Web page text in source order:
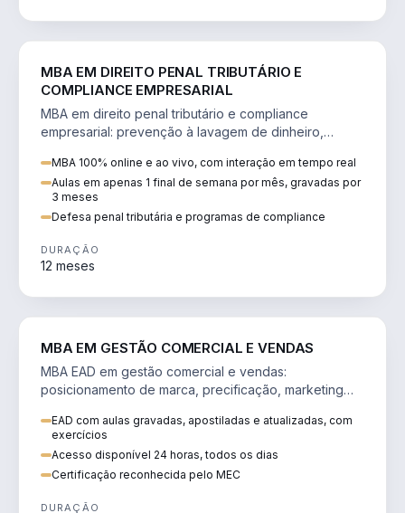
MBA EM DIREITO PENAL TRIBUTÁRIO E
COMPLIANCE EMPRESARIAL
MBA em direito penal tributário e compliance
empresarial: prevenção à lavagem de dinheiro,
MBA 100% online e ao vivo, com interação em tempo real
Aulas em apenas 1 final de semana por mês, gravadas por
3 meses
Defesa penal tributária e programas de compliance
DURAÇÃO
12 meses
MBA EM GESTÃO COMERCIAL E VENDAS
MBA EAD em gestão comercial e vendas:
posicionamento de marca, precificação, marketing
EAD com aulas gravadas, apostiladas e atualizadas, com
exercícios
Acesso disponível 24 horas, todos os dias
Certificação reconhecida pelo MEC
DURAÇÃO